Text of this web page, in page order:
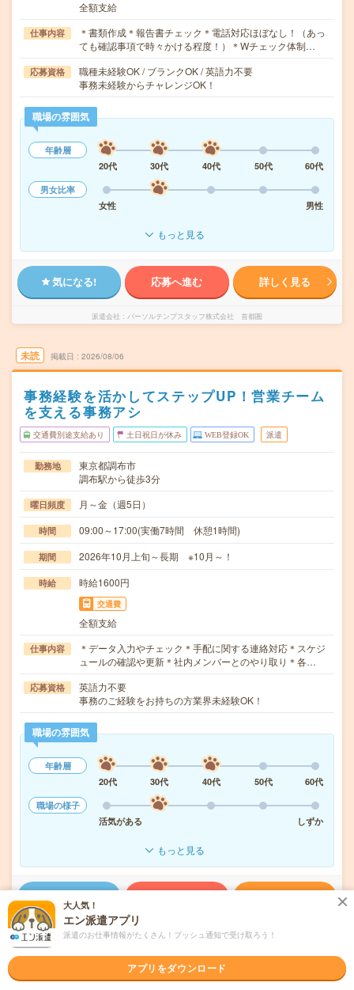
全額支給
仕事内容
＊書類作成＊報告書チェック＊電話対応ほぼなし！（あっ
ても確認事項で時々かける程度！）＊Wチェック体制…
応募資格
職種未経験OK / ブランクOK / 英語力不要
事務未経験からチャレンジOK！
職場の雰囲気
年齢層
20代
30代 40代 50代
60代
男女比率
女性
男性
もっと見る
気になる! 応募へ進む 詳しく見る
派遣会社 パーソルテンプスタッフ株式会社 首都圏
未読 掲載日 2026/08/06
事務経験を活かしてステップUP！営業チーム
を支える事務アシ
交通費別途支給あり 土日祝日が休み WEB登録OK 派遣
勤務地
東京都調布市
調布駅から徒歩3分
曜日頻度 月～金（週5日）
時間 09:00～17:00(実働7時間 休憩1時間)
期間 2026年10月上旬～長期 ※10月～！
時給 時給1600円
交通費
全額支給
仕事内容
＊データ入力やチェック＊手配に関する連絡対応＊スケジ
ュールの確認や更新＊社内メンバーとのやり取り＊各…
応募資格
英語力不要
事務のご経験をお持ちの方業界未経験OK！
職場の雰囲気
年齢層
20代
30代 40代 50代
60代
職場の様子
活気がある
しずか
もっと見る
気になる!
派遣会社 パーソルテンプスタッフ株式会社 首都圏
大人気！
エン派遣アプリ
派遣のお仕事情報がたくさん！プッシュ通知で受け取ろう！
アプリをダウンロード